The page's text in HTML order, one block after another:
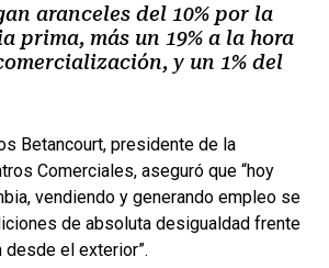
aranceles del 10% por la
prima, más un 19% a la hora
y un 1% del
Betancourt, presidente de la
Comerciales, aseguró que “hoy
vendiendo y generando empleo se
de absoluta desigualdad frente
desde el exterior”.